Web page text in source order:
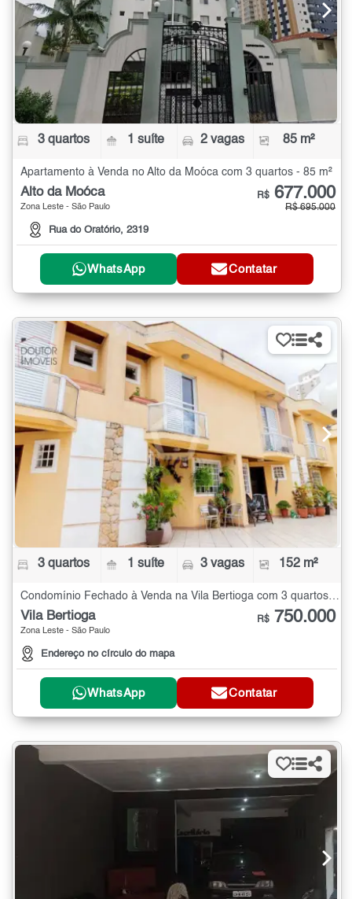
3 quartos 1 suíte 2 vagas 85 m²
Apartamento à Venda no Alto da Moóca com 3 quartos - 85 m²
Alto da Moóca
Zona Leste - São Paulo
Rua do Oratório, 2319
R$ 677.000
R$ 695.000
WhatsApp Contatar
3 quartos 1 suíte 3 vagas 152 m²
Condomínio Fechado à Venda na Vila Bertioga com 3 quartos - 152 m²
Vila Bertioga
Zona Leste - São Paulo
Endereço no círculo do mapa
R$ 750.000
WhatsApp Contatar